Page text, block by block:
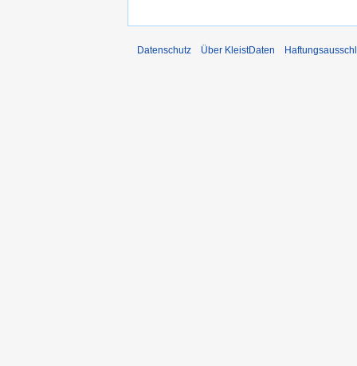
Datenschutz Über KleistDaten